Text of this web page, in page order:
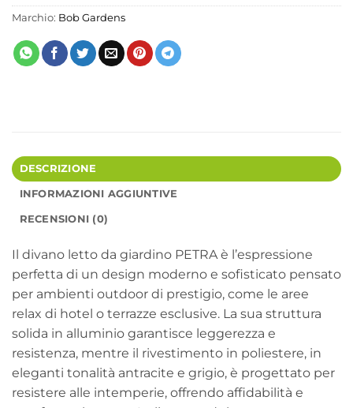
Marchio: Bob Gardens
DESCRIZIONE
INFORMAZIONI AGGIUNTIVE
RECENSIONI (0)
Il divano letto da giardino PETRA è l’espressione
perfetta di un design moderno e sofisticato pensato
per ambienti outdoor di prestigio, come le aree
relax di hotel o terrazze esclusive. La sua struttura
solida in alluminio garantisce leggerezza e
resistenza, mentre il rivestimento in poliestere, in
eleganti tonalità antracite e grigio, è progettato per
resistere alle intemperie, offrendo affidabilità e